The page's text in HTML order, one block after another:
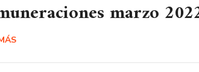
marzo